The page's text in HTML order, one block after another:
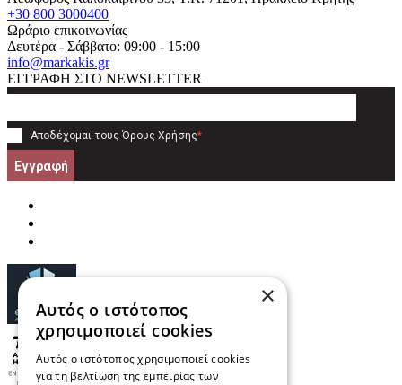
+30 800 3000400
Ωράριο επικοινωνίας
Δευτέρα - Σάββατο: 09:00 - 15:00
info@markakis.gr
ΕΓΓΡΑΦΗ ΣΤΟ NEWSLETTER
Αποδέχομαι τους Όρους Χρήσης*
Εγγραφή
×
Αυτός ο ιστότοπος
χρησιμοποιεί cookies
Αυτός ο ιστότοπος χρησιμοποιεί cookies
για τη βελτίωση της εμπειρίας των